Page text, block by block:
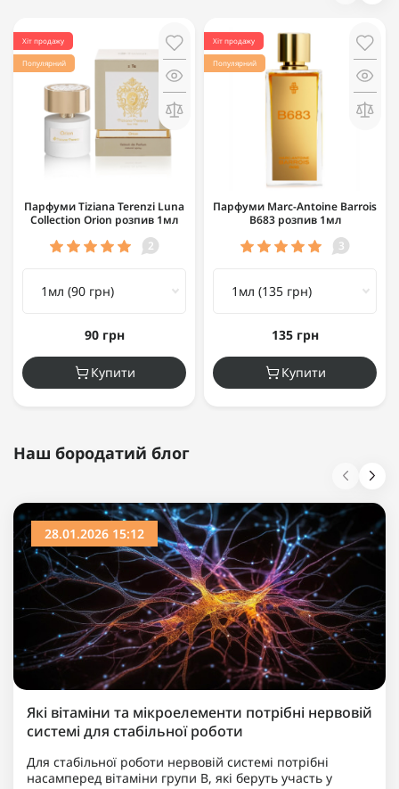
Хіт продажу
Популярний
Парфуми Tiziana Terenzi Luna
Collection Orion розпив 1мл
2
90 грн
Купити
Хіт продажу
Популярний
Парфуми Marc-Antoine Barrois
B683 розпив 1мл
3
135 грн
Купити
Наш бородатий блог
28.01.2026 15:12
Які вітаміни та мікроелементи потрібні нервовій
системі для стабільної роботи
Для стабільної роботи нервовій системі потрібні
насамперед вітаміни групи B, які беруть участь у